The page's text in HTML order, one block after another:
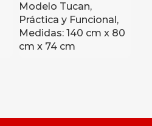
Modelo Tucan,
Práctica y Funcional,
Medidas: 140 cm x 80
cm x 74 cm